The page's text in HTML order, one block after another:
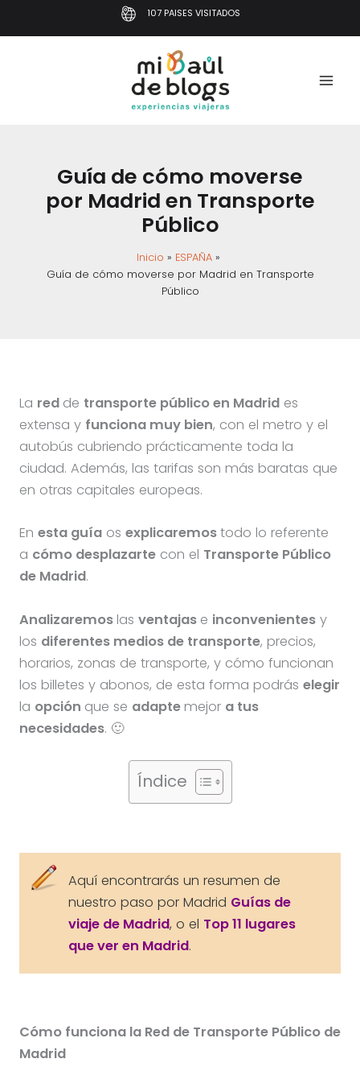
al
107 PAISES VISITADOS
Guía de cómo moverse
por Madrid en Transporte
Público
Inicio
ESPAÑA
Guía de cómo moverse por Madrid en Transporte
Público
La red de transporte público en Madrides
extensa y funciona muy bien, con el metro y el
autobús cubriendo prácticamente toda la
ciudad. Además, las tarifas son más baratas que
en otras capitales europeas.
En esta guíaos explicaremostodo lo referente
a cómo desplazartecon el Transporte Público
de Madrid.
Analizaremos las ventajas e inconvenientesy
los diferentes medios de transporte, precios,
horarios, zonas de transporte, y cómo funcionan
los billetes y abonos, de esta forma podrás elegir
la opción que se adapte mejor a tus
necesidades. 🙂
Índice
Aquí encontrarás un resumen de
nuestro paso por Madrid Guías de
viaje de Madrid, o el Top 11 lugares
que ver en Madrid.
Cómo funciona la Red de Transporte Público de
Madrid